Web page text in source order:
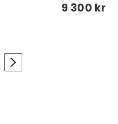
9 300 kr